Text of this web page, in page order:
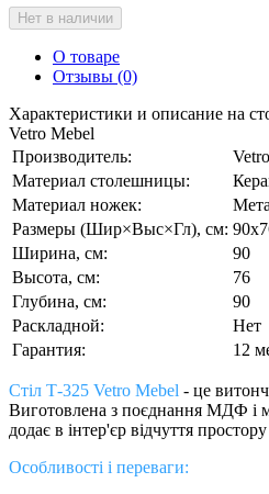
Нет в наличии
О товаре
Отзывы (0)
Характеристики и описание на
Vetro Mebel
Производитель:
Материал столешницы:
Материал ножек:
Размеры (Шир×Выс×Гл), см:
Ширина, см:
90
Высота, см:
76
Глубина, см:
90
Раскладной:
Нет
Гарантия:
12
Стіл Т-325 Vetro Mebel - це
Виготовлена з поєднання МДФ і
додає в інтер'єр відчуття простору
Особливості і переваги: